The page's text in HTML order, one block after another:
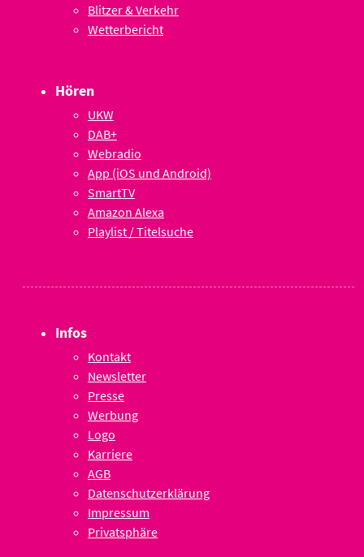
Blitzer & Verkehr
Wetterbericht
Hören
UKW
DAB+
Webradio
App (iOS und Android)
SmartTV
Amazon Alexa
Playlist / Titelsuche
Infos
Kontakt
Newsletter
Presse
Werbung
Logo
Karriere
AGB
Datenschutzerklärung
Impressum
Privatsphäre